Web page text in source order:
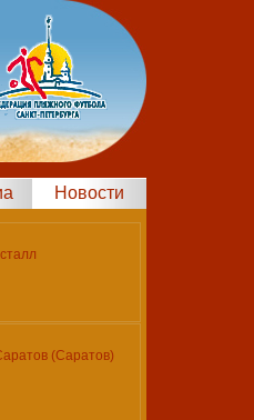
Новости
(Саратов)